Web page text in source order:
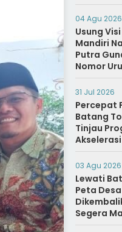
04 Agu 2026
Usung
Mandiri
Putra
Nomor
Nagari.
31 Jul 2026
Percepat
Batang
Tinjau
03 Agu 2026
Lewati
Peta
Segera